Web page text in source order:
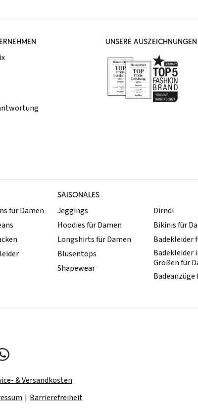
UNSERE AUSZEICHNUNGEN
SAISONALES
für Damen
Jeggings
Hoodies für Damen
Longshirts für Damen
Blusentops
Shapewear
Dirndl
Bikinis für
Badekleider
Badekleider
Größen für
Badeanzüge
& Versandkosten
Barrierefreiheit